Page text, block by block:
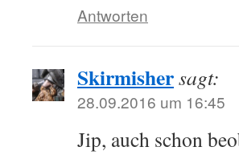
Antworten
Skirmishersagt:
28.09.2016 um 16:45
Jip, auch schon